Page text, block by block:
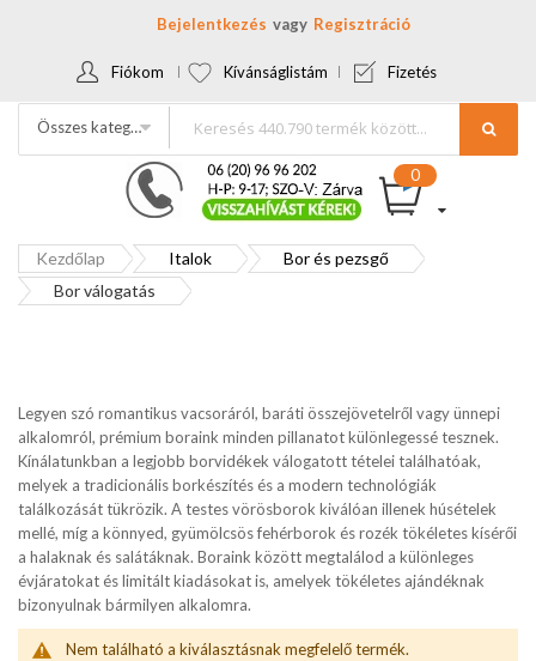
Bejelentkezés Regisztráció
Fiókom Kívánságlistám Fizetés
Összes kategória
Kezdőlap Italok
Bor és pezsgő
Bor válogatás
Legyen szó romantikus vacsoráról, baráti összejövetelről vagy ünnepi
alkalomról, prémium boraink minden pillanatot különlegessé tesznek.
Kínálatunkban a legjobb borvidékek válogatott tételei találhatóak,
melyek a tradicionális borkészítés és a modern technológiák
találkozását tükrözik. A testes vörösborok kiválóan illenek húsételek
mellé, míg a könnyed, gyümölcsös fehérborok és rozék tökéletes kísérői
a halaknak és salátáknak. Boraink között megtalálod a különleges
évjáratokat és limitált kiadásokat is, amelyek tökéletes ajándéknak
bizonyulnak bármilyen alkalomra.
Nem található a kiválasztásnak megfelelő termék.